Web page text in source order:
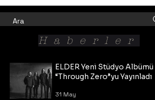
ELDER Yeni Stüdyo Albümü
“Through Zero”yu Yayınladı
31 May
Haberler